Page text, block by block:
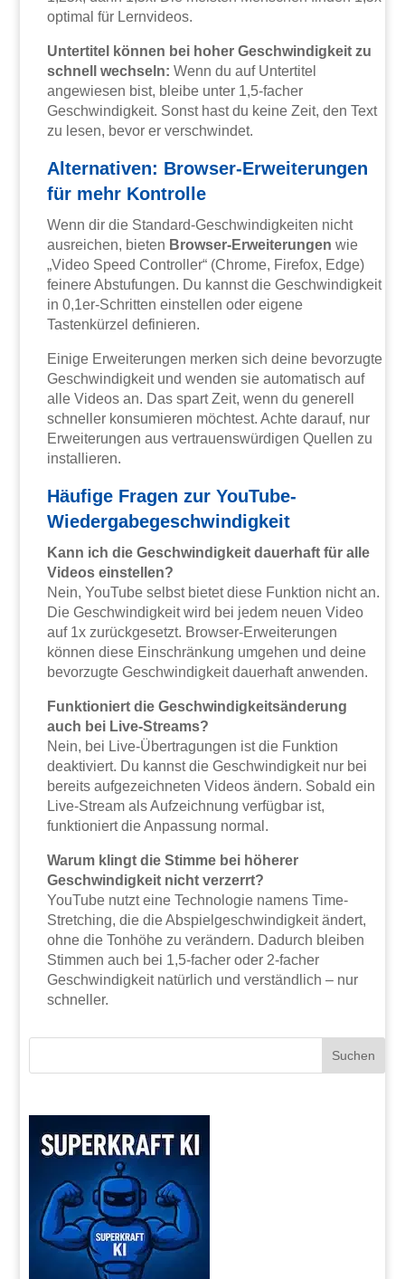
optimal für Lernvideos.
Untertitel können bei hoher Geschwindigkeit zu
schnell wechseln: Wenn du auf Untertitel
angewiesen bist, bleibe unter 1,5-facher
Geschwindigkeit. Sonst hast du keine Zeit, den Text
zu lesen, bevor er verschwindet.
Alternativen: Browser-Erweiterungen
für mehr Kontrolle
Wenn dir die Standard-Geschwindigkeiten nicht
ausreichen, bieten Browser-Erweiterungen wie
„Video Speed Controller“ (Chrome, Firefox, Edge)
feinere Abstufungen. Du kannst die Geschwindigkeit
in 0,1er-Schritten einstellen oder eigene
Tastenkürzel definieren.
Einige Erweiterungen merken sich deine bevorzugte
Geschwindigkeit und wenden sie automatisch auf
alle Videos an. Das spart Zeit, wenn du generell
schneller konsumieren möchtest. Achte darauf, nur
Erweiterungen aus vertrauenswürdigen Quellen zu
installieren.
Häufige Fragen zur YouTube-
Wiedergabegeschwindigkeit
Kann ich die Geschwindigkeit dauerhaft für alle
Videos einstellen?
Nein, YouTube selbst bietet diese Funktion nicht an.
Die Geschwindigkeit wird bei jedem neuen Video
auf 1x zurückgesetzt. Browser-Erweiterungen
können diese Einschränkung umgehen und deine
bevorzugte Geschwindigkeit dauerhaft anwenden.
Funktioniert die Geschwindigkeitsänderung
auch bei Live-Streams?
Nein, bei Live-Übertragungen ist die Funktion
deaktiviert. Du kannst die Geschwindigkeit nur bei
bereits aufgezeichneten Videos ändern. Sobald ein
Live-Stream als Aufzeichnung verfügbar ist,
funktioniert die Anpassung normal.
Warum klingt die Stimme bei höherer
Geschwindigkeit nicht verzerrt?
YouTube nutzt eine Technologie namens Time-
Stretching, die die Abspielgeschwindigkeit ändert,
ohne die Tonhöhe zu verändern. Dadurch bleiben
Stimmen auch bei 1,5-facher oder 2-facher
Geschwindigkeit natürlich und verständlich – nur
schneller.